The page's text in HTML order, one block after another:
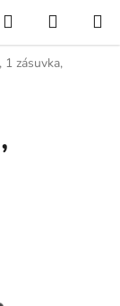
Hľadať
KOŠÍK
1 zásuvka,